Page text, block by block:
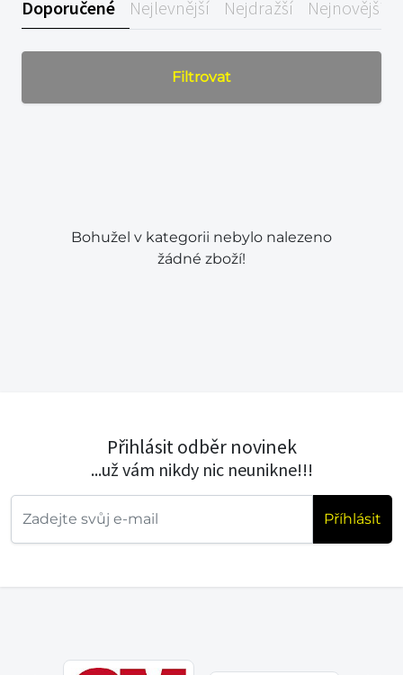
Doporučené Nejlevnější Nejdražší Nejnovější
Filtrovat
Bohužel v kategorii nebylo nalezeno
žádné zboží!
Přihlásit odběr novinek
...už vám nikdy nic neunikne!!!
Příhlásit